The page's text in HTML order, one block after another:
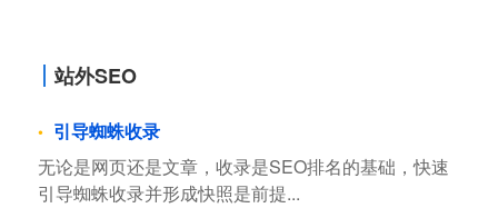
站外SEO
引导蜘蛛收录
无论是网页还是文章，收录是SEO排名的基础，快速
引导蜘蛛收录并形成快照是前提...